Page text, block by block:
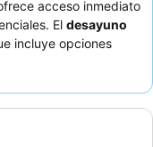
acceso inmediato
El desayuno
incluye opciones
Para una
solicitar